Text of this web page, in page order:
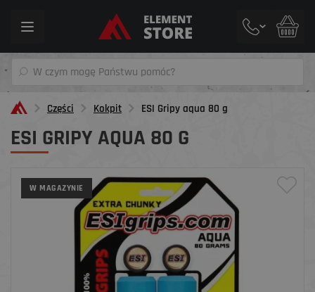
Toggle
Części Kokpit ESI Gripy aqua 80 g
ESI GRIPY AQUA 80 G
W MAGAZYNIE